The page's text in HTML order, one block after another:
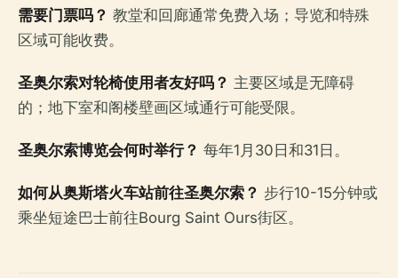
需要门票吗？ 教堂和回廊通常免费入场；导览和特殊
区域可能收费。
圣奥尔索对轮椅使用者友好吗？ 主要区域是无障碍
的；地下室和阁楼壁画区域通行可能受限。
圣奥尔索博览会何时举行？ 每年1月30日和31日。
如何从奥斯塔火车站前往圣奥尔索？ 步行10-15分钟或
乘坐短途巴士前往Bourg Saint Ours街区。